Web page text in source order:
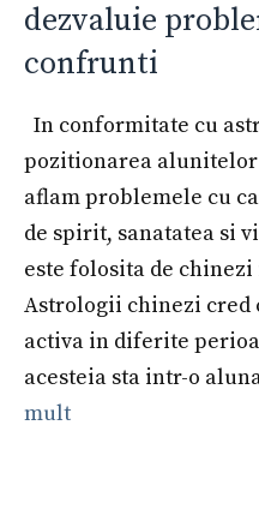
dezvaluie
confrunti
In conformitate cu
pozitionarea
aflam problemele cu
de spirit, sanatatea si
este folosita de
Astrologii chinezi cred
activa in diferite
acesteia sta intr-o
mult